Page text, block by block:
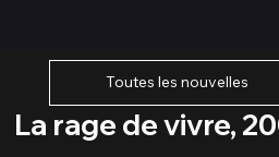
Toutes les nouvelles
La rage de vivre,